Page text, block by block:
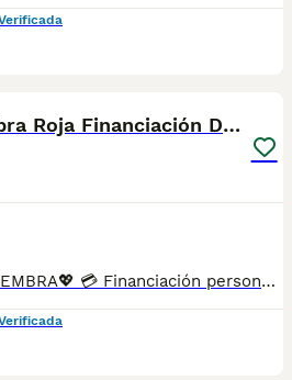
❤️ Teckel Mini Hembra Roja Financiación Disponible
💖 TECKEL MINI ROJA HEMBRA💖 💳 Financiación personalizada de 6 a 48 meses, con y sin intereses. En Tutty Pets Love trabajamos con pasión y responsabilidad para ofrecer cachorros sanos, equilibrados y criados en un entorno familiar. Te garantizamos: ✅ Vacunas correspondientes a su edad. ✅ Cartilla veterinaria. ✅ Desparasitación interna y externa. ✅ Pasaporte y microchip. ✅ Garantías víricas y congénitas. ✅ Contrato de compraventa sellado por la empresa. ✅ Envíos a toda la península (según kilometraje). ✅ Financiación adaptada a tus necesidades. 💕 Una compañera cariñosa, sociable y preparada para encontrar una familia que la quiera para toda la vida. 🌐 www.tuttypetslove.es 📩 Escríbenos por mensaje para recibir fotos, vídeos y toda la información sin compromiso. 🐶 Tutty Pets Love, donde nacen grandes compañeros.